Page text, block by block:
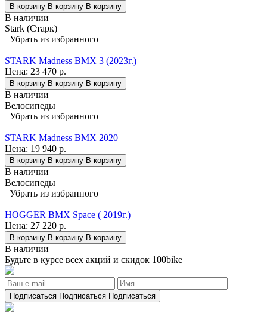
В корзину В корзину В корзину
В наличии
Stark (Старк)
Убрать из избранного
STARK Madness BMX 3 (2023г.)
Цена: 23 470 р.
В корзину В корзину В корзину
В наличии
Велосипеды
Убрать из избранного
STARK Madness BMX 2020
Цена: 19 940 р.
В корзину В корзину В корзину
В наличии
Велосипеды
Убрать из избранного
HOGGER BMX Space ( 2019г.)
Цена: 27 220 р.
В корзину В корзину В корзину
В наличии
Будьте в курсе всех акций и скидок 100bike
Подписаться Подписаться Подписаться